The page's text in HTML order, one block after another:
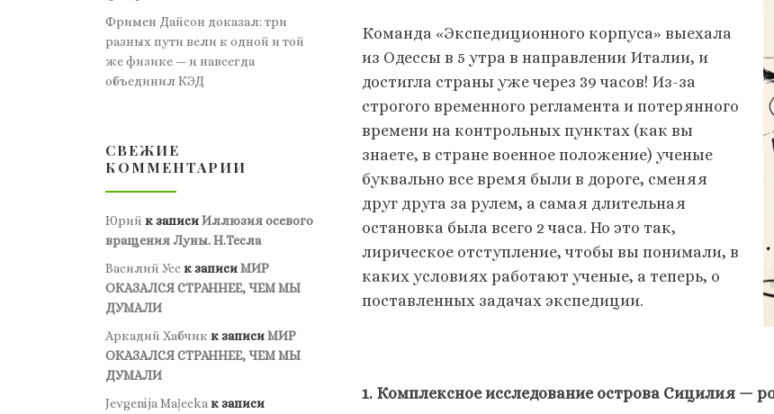
Команда «Экспедиционного корпуса» выехала
из Одессы в 5 утра в направлении Италии, и
достигла страны уже через 39 часов! Из-за
строгого временного регламента и потерянного
времени на контрольных пунктах (как вы
знаете, в стране военное положение) ученые
буквально все время были в дороге, сменяя
друг друга за рулем, а самая длительная
остановка была всего 2 часа. Но это так,
лирическое отступление, чтобы вы понимали, в
каких условиях работают ученые, а теперь, о
поставленных задачах экспедиции.
1. Комплексное исследование острова Сицилия —
Фримен Дайсон доказал: три
разных пути вели к одной и той
же физике — и навсегда
объединил КЭД
СВЕЖИЕ
КОММЕНТАРИИ
Юрий к записиИллюзия осевого
вращения Луны. Н.Тесла
Василий Усс к записиМИР
ОКАЗАЛСЯ СТРАННЕЕ, ЧЕМ МЫ
ДУМАЛИ
Аркадий Хабчик к записиМИР
ОКАЗАЛСЯ СТРАННЕЕ, ЧЕМ МЫ
ДУМАЛИ
Jevgenija Maļecka к записи